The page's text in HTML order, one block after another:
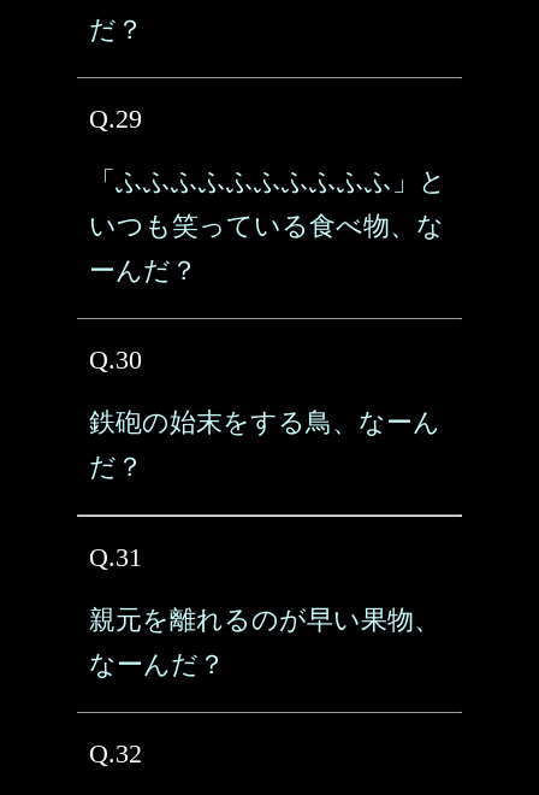
だ？
Q.29
「ふふふふふふふふふふ」と
いつも笑っている食べ物、な
ーんだ？
Q.30
鉄砲の始末をする鳥、なーん
だ？
Q.31
親元を離れるのが早い果物、
なーんだ？
Q.32